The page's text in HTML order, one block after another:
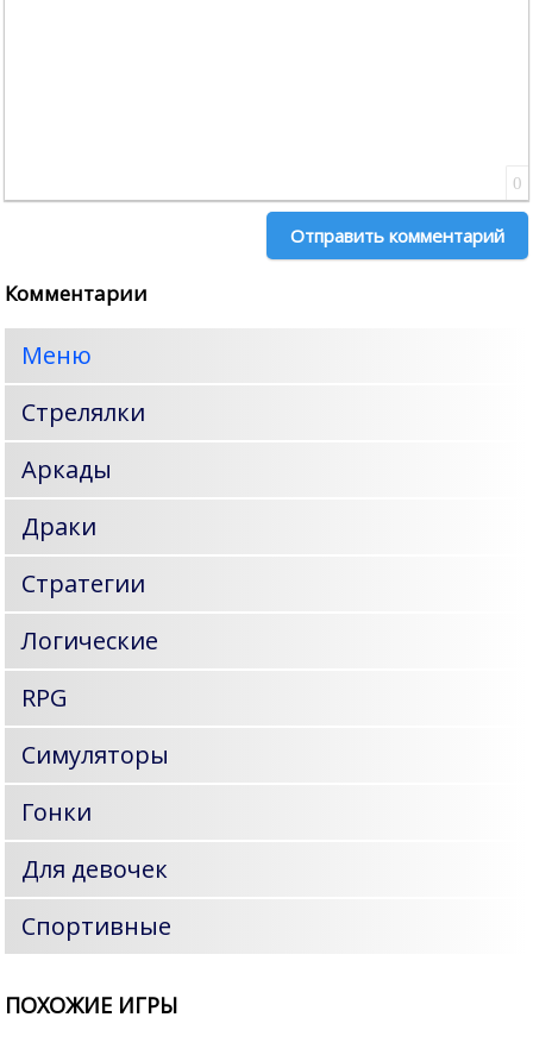
0
Отправить комментарий
Комментарии
Меню
Стрелялки
Аркады
Драки
Стратегии
Логические
RPG
Симуляторы
Гонки
Для девочек
Спортивные
ПОХОЖИЕ ИГРЫ